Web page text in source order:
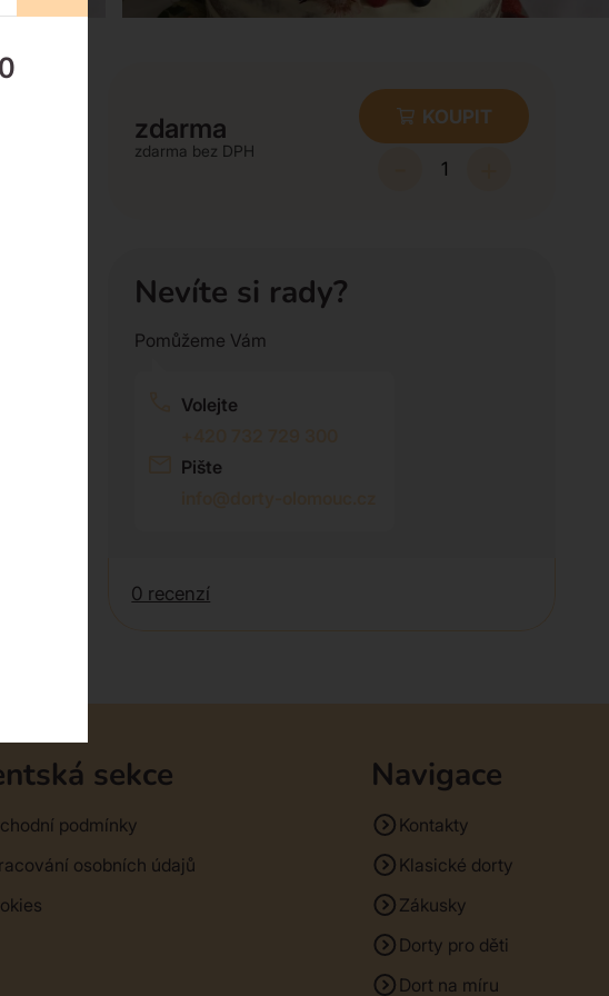
zdarma
zdarma
KOUPIT
Nevíte si rady?
Pomůžeme Vám
Volejte
Pište
0 recenzí
sekce
podmínky
osobních údajů
Navigace
Kontakty
Klasické dorty
Zákusky
Dorty pro děti
Dort na míru